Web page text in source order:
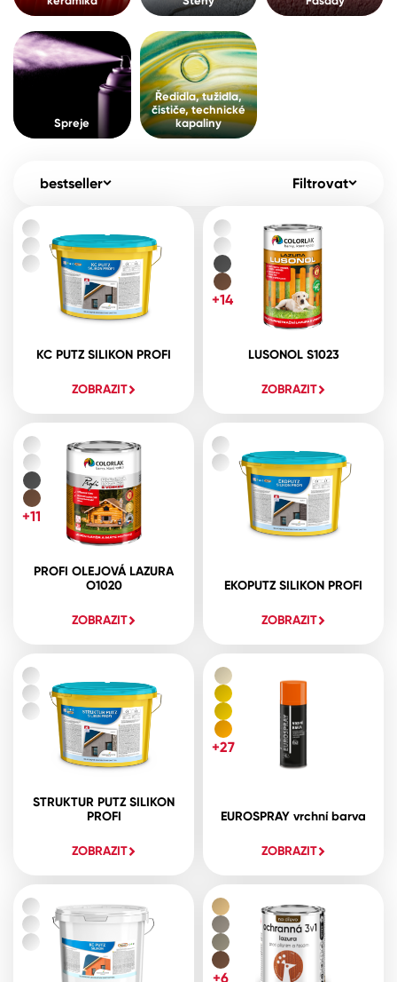
Pro akcionáře O společnosti
Kontakty
+420 800 145 555
Česko
Slovensko Polsko
Spreje
Ředidla, tužidla, čističe, technické
kapaliny
Spreje
Ředidla, tužidla,
čističe, technické
kapaliny
bestseller Filtrovat
KC PUTZ SILIKON PROFI
ZOBRAZIT
LUSONOL S1023
ZOBRAZIT
+14
PROFI OLEJOVÁ LAZURA
O1020
ZOBRAZIT
+11
EKOPUTZ SILIKON PROFI
ZOBRAZIT
STRUKTUR PUTZ SILIKON
PROFI
ZOBRAZIT
EUROSPRAY vrchní barva
ZOBRAZIT
+27
+6